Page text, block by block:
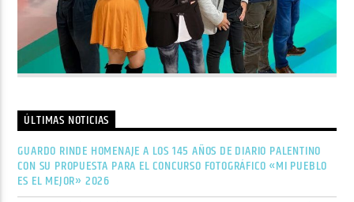
ÚLTIMAS NOTICIAS
GUARDO RINDE HOMENAJE A LOS 145 AÑOS DE DIARIO PALENTINO
CON SU PROPUESTA PARA EL CONCURSO FOTOGRÁFICO «MI PUEBLO
ES EL MEJOR» 2026